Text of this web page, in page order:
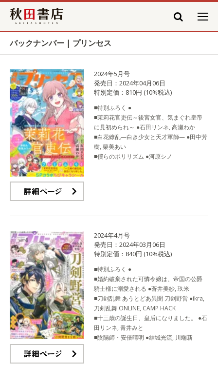
秋田書店
バックナンバー | プリンセス
2024年5月号
発売日：2024年04月06日
特別定価：810円 (10%税込)
■特別ふろく ●
■茉莉花官吏伝～後宮女官、気まぐれ皇帝
に見初められ～ ●石田リンネ, 高瀬わか
■白花繚乱—白き少女と天才軍師— ●田中芳
樹, 栗美あい
■僕らのポリリズム ●河原シノ
2024年4月号
発売日：2024年03月06日
特別定価：840円 (10%税込)
■特別ふろく ●
■婚約破棄された可憐令嬢は、帝国の公爵
騎士様に溺愛される ●蒼井美紗, 玖米
■刀剣乱舞 あうとどあ異聞 刀剣野営 ●ikra,
刀剣乱舞 ONLINE, CAMP HACK
■十三歳の誕生日、皇后になりました。 ●石
田リンネ, 青井みと
■陰陽師・安倍晴明 ●結城光流, 川端新